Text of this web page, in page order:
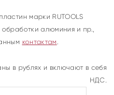
марки RUTOOLS
обработки алюминия и пр.,
контактам .
в рублях и включают в себя
НДС.